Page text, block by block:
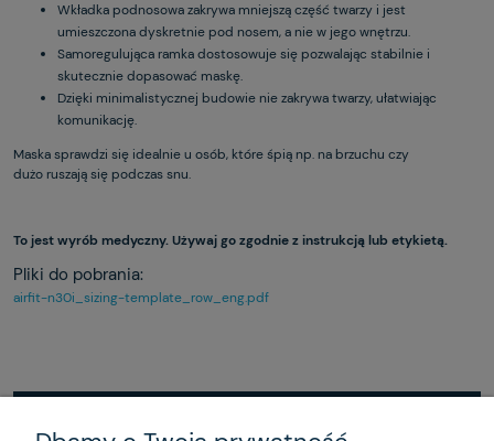
Wkładka podnosowa zakrywa mniejszą część twarzy i jest
umieszczona dyskretnie pod nosem, a nie w jego wnętrzu.
Samoregulująca ramka dostosowuje się pozwalając stabilnie i
skutecznie dopasować maskę.
Dzięki minimalistycznej budowie nie zakrywa twarzy, ułatwiając
komunikację.
Maska sprawdzi się idealnie u osób, które śpią np. na brzuchu czy
dużo ruszają się podczas snu.
To jest wyrób medyczny. Używaj go zgodnie z instrukcją lub etykietą.
Pliki do pobrania:
airfit-n30i_sizing-template_row_eng.pdf